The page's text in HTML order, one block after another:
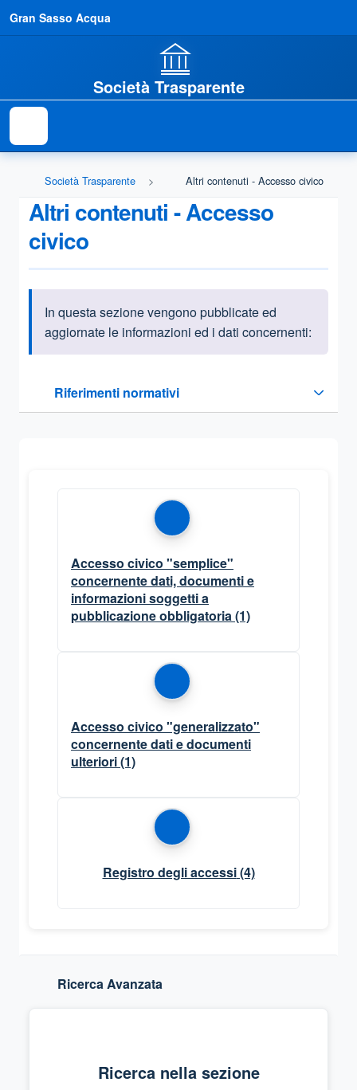
Gran Sasso Acqua
Società Trasparente
Società Trasparente Altri contenuti - Accesso civico
Altri contenuti - Accesso
civico
Informazioni introduttive
In questa sezione vengono pubblicate ed
aggiornate le informazioni ed i dati concernenti:
Riferimenti normativi
Sezione compressa
Accesso civico "semplice"
concernente dati, documenti e
informazioni soggetti a
pubblicazione obbligatoria (1)
Accesso civico "generalizzato"
concernente dati e documenti
ulteriori(1)
Registro degli accessi(4)
Ricerca Avanzata
Ricerca nella sezione